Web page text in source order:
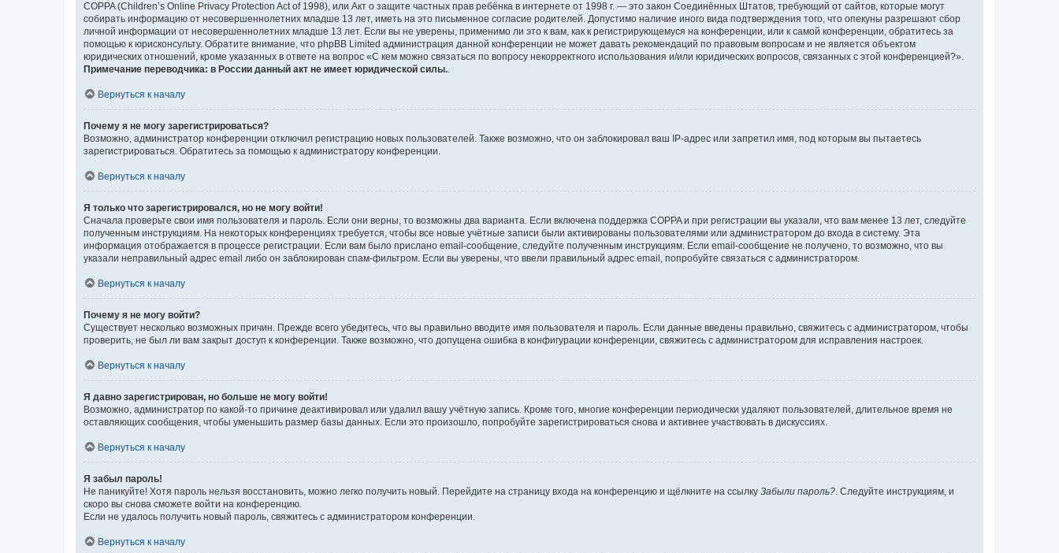
COPPA (Children’s Online Privacy Protection Act of 1998), или Акт о защите частных прав ребёнка в интернете от 1998 г. — это закон Соединённых Штатов, требующий от сайтов, которые могут
собирать информацию от несовершеннолетних младше 13 лет, иметь на это письменное согласие родителей. Допустимо наличие иного вида подтверждения того, что опекуны разрешают сбор
личной информации от несовершеннолетних младше 13 лет. Если вы не уверены, применимо ли это к вам, как к регистрирующемуся на конференции, или к самой конференции, обратитесь за
помощью к юрисконсульту. Обратите внимание, что phpBB Limited администрация данной конференции не может давать рекомендаций по правовым вопросам и не является объектом
юридических отношений, кроме указанных в ответе на вопрос «С кем можно связаться по вопросу некорректного использования и/или юридических вопросов, связанных с этой конференцией?».
Примечание переводчика: в России данный акт не имеет юридической силы..
Вернуться к началу
Почему я не могу зарегистрироваться?
Возможно, администратор конференции отключил регистрацию новых пользователей. Также возможно, что он заблокировал ваш IP-адрес или запретил имя, под которым вы пытаетесь
зарегистрироваться. Обратитесь за помощью к администратору конференции.
Вернуться к началу
Я только что зарегистрировался, но не могу войти!
Сначала проверьте свои имя пользователя и пароль. Если они верны, то возможны два варианта. Если включена поддержка COPPA и при регистрации вы указали, что вам менее 13 лет, следуйте
полученным инструкциям. На некоторых конференциях требуется, чтобы все новые учётные записи были активированы пользователями или администратором до входа в систему. Эта
информация отображается в процессе регистрации. Если вам было прислано email-сообщение, следуйте полученным инструкциям. Если email-сообщение не получено, то возможно, что вы
указали неправильный адрес email либо он заблокирован спам-фильтром. Если вы уверены, что ввели правильный адрес email, попробуйте связаться с администратором.
Вернуться к началу
Почему я не могу войти?
Существует несколько возможных причин. Прежде всего убедитесь, что вы правильно вводите имя пользователя и пароль. Если данные введены правильно, свяжитесь с администратором, чтобы
проверить, не был ли вам закрыт доступ к конференции. Также возможно, что допущена ошибка в конфигурации конференции, свяжитесь с администратором для исправления настроек.
Вернуться к началу
Я давно зарегистрирован, но больше не могу войти!
Возможно, администратор по какой-то причине деактивировал или удалил вашу учётную запись. Кроме того, многие конференции периодически удаляют пользователей, длительное время не
оставляющих сообщения, чтобы уменьшить размер базы данных. Если это произошло, попробуйте зарегистрироваться снова и активнее участвовать в дискуссиях.
Вернуться к началу
Я забыл пароль!
Не паникуйте! Хотя пароль нельзя восстановить, можно легко получить новый. Перейдите на страницу входа на конференцию и щёлкните на ссылку Забыли пароль?. Следуйте инструкциям, и
скоро вы снова сможете войти на конференцию.
Если не удалось получить новый пароль, свяжитесь с администратором конференции.
Вернуться к началу